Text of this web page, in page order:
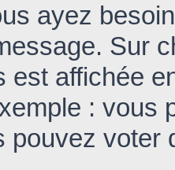
ayez
Sur
est affichée
: vous
pouvez voter